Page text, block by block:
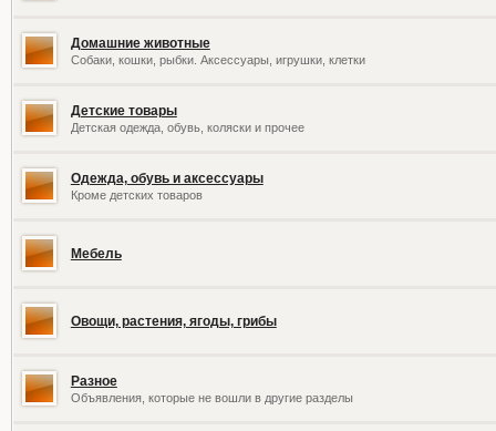
Домашние животные
Собаки, кошки, рыбки. Аксессуары, игрушки, клетки
Детские товары
Детская одежда, обувь, коляски и прочее
Одежда, обувь и аксессуары
Кроме детских товаров
Мебель
Овощи, растения, ягоды, грибы
Разное
Объявления, которые не вошли в другие разделы